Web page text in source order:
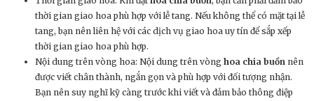
thời gian giao hoa phù hợp với lễ tang. Nếu không thể có mặt tại lễ
tang, bạn nên liên hệ với các dịch vụ giao hoa uy tín để sắp xếp
thời gian giao hoa phù hợp.
Nội dung trên vòng hoa: Nội dung trên vòng hoa chia buồn nên
được viết chân thành, ngắn gọn và phù hợp với đối tượng nhận.
Bạn nên suy nghĩ kỹ càng trước khi viết và đảm bảo thông điệp